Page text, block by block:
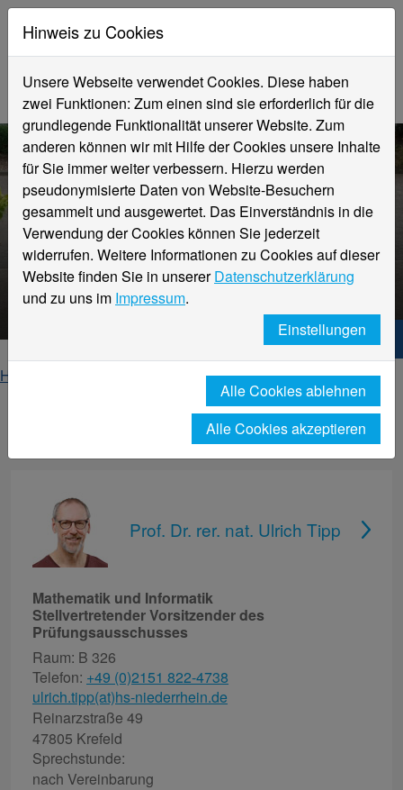
Hochschule Niederrhein. Dein Weg.
Home
Fachbereich Ingenieurwissenschaften und Informatik
Personen Tipp
Prof. Dr. rer. nat. Ulrich Tipp
Mathematik und Informatik
Stellvertretender Vorsitzender des
Prüfungsausschusses
Raum: B 326
Telefon: +49 (0)2151 822-4738
ulrich.tipp(at)hs-niederrhein.de
Reinarzstraße 49
47805 Krefeld
Sprechstunde:
nach Vereinbarung
Hinweis zu Cookies
Unsere Webseite verwendet Cookies. Diese haben
zwei Funktionen: Zum einen sind sie erforderlich für die
grundlegende Funktionalität unserer Website. Zum
anderen können wir mit Hilfe der Cookies unsere Inhalte
für Sie immer weiter verbessern. Hierzu werden
pseudonymisierte Daten von Website-Besuchern
gesammelt und ausgewertet. Das Einverständnis in die
Verwendung der Cookies können Sie jederzeit
widerrufen. Weitere Informationen zu Cookies auf dieser
Website finden Sie in unsererDatenschutzerklärung
und zu uns im Impressum.
Einstellungen
Alle Cookies ablehnen
Alle Cookies akzeptieren